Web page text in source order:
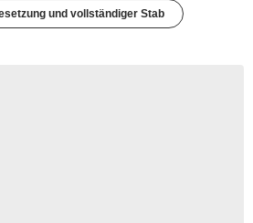
und vollständiger Stab